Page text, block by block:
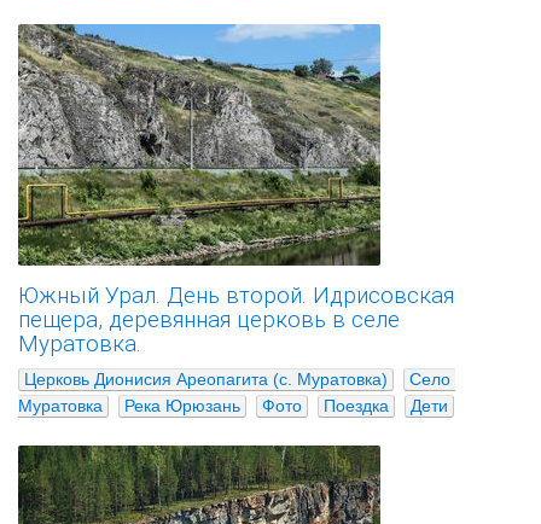
Южный Урал. День второй. Идрисовская
пещера, деревянная церковь в селе
Муратовка.
Церковь Дионисия Ареопагита (с. Муратовка)
Село
Муратовка
Река Юрюзань Фото Поездка Дети